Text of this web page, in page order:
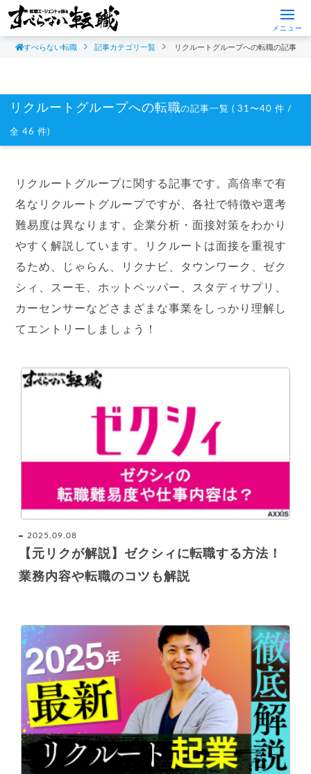
メニュー
すべらない転職 記事カテゴリ一覧 リクルートグループへの転職の記事一
リクルートグループへの転職の記事一覧 ( 31〜40 件 /
全 46 件)
リクルートグループに関する記事です。高倍率で有
名なリクルートグループですが、各社で特徴や選考
難易度は異なります。企業分析・面接対策をわかり
やすく解説しています。リクルートは面接を重視す
るため、じゃらん、リクナビ、タウンワーク、ゼク
シィ、スーモ、ホットペッパー、スタディサプリ、
カーセンサーなどさまざまな事業をしっかり理解し
てエントリーしましょう！
2025.09.08
【元リクが解説】ゼクシィに転職する方法！
業務内容や転職のコツも解説